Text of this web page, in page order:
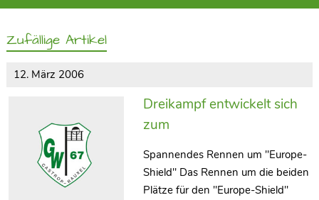
Zufällige Artikel
12. März 2006
Dreikampf entwickelt sich
zum
Spannendes Rennen um "Europe-
Shield" Das Rennen um die beiden
Plätze für den "Europe-Shield"